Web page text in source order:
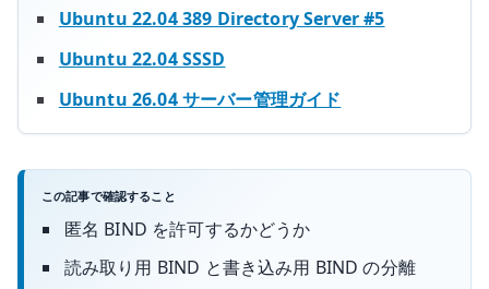
Ubuntu 22.04 389 Directory Server #5
Ubuntu 22.04 SSSD
Ubuntu 26.04 サーバー管理ガイド
この記事で確認すること
匿名 BIND を許可するかどうか
読み取り用 BIND と書き込み用 BIND の分離